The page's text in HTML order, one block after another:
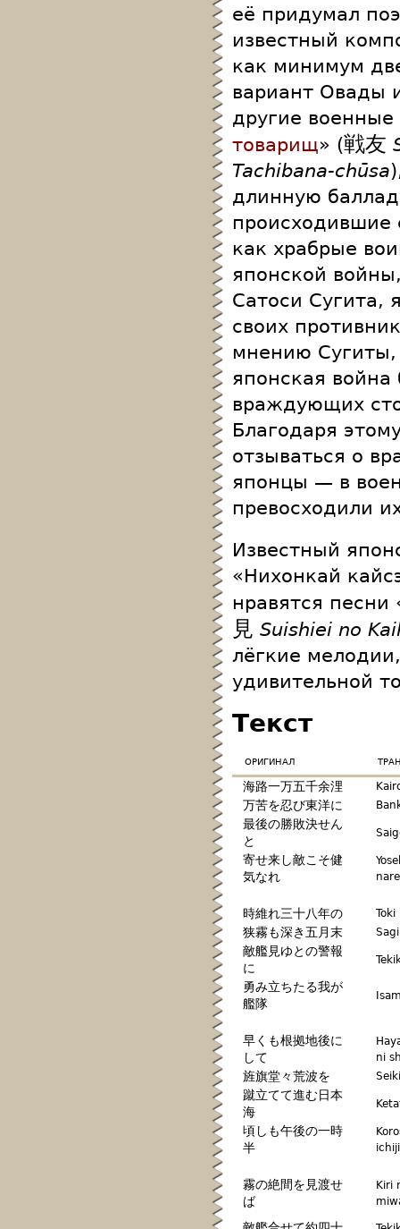
её придумал
известный
как минимум
вариант Овады
другие
товарищ» (戦友
Tachibana-chūsa
длинную
происходившие
как храбрые
японской
Сатоси Сугита,
своих
мнению Сугиты,
японская
враждующих
Благодаря
отзываться о
японцы — в
превосходили
Известный
«Нихонкай
нравятся песни
見 Suishiei no
лёгкие
удивительной
Текст
оригинал
海路一万五千余浬
万苦を忍び東洋に
最後の勝敗決せん
と
寄せ来し敵こそ健
気なれ
nare
時維れ三十八年の
狭霧も深き五月末
敵艦見ゆとの警報
に
勇み立ちたる我が
艦隊
早くも根拠地後に
して
ni
旌旗堂々荒波を
蹴立てて進む日本
海
頃しも午後の一時
半
霧の絶間を見渡せ
ば
Kiri